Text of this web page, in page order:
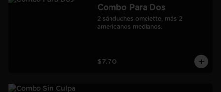
Combo Para Dos
2 sánduches omelette, más 2
americanos medianos.
$7.70